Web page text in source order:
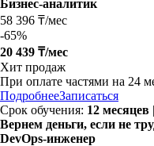
Бизнес-аналитик
58 396 ₸/мес
-65%
20 439 ₸/мес
Хит продаж
При оплате частями на 24
ПодробнееЗаписаться
Срок обучения: 12 месяцев
Вернем деньги, если не
DevOps-инженер